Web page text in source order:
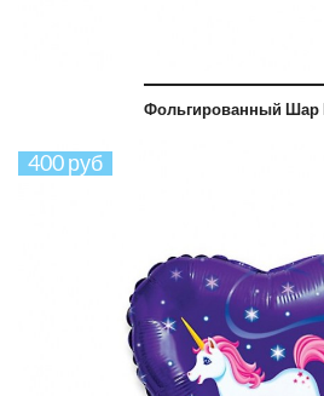
Фольгированный Шар
400 руб